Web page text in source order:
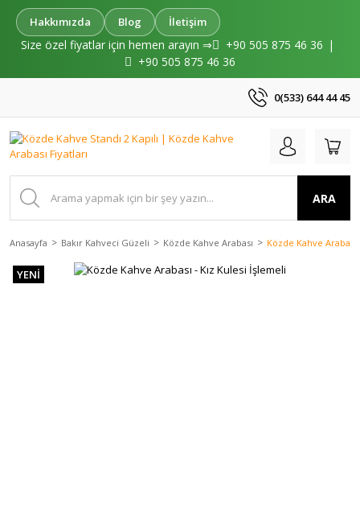
Hakkımızda Blog İletişim
Size özel fiyatlar için hemen arayın ⇒ +90 505 875 46 36 |
+90 505 875 46 36
0(533) 644 44 45
ARA
Anasayfa Bakır Kahveci Güzeli Közde Kahve Arabası Közde Kahve
YENİ